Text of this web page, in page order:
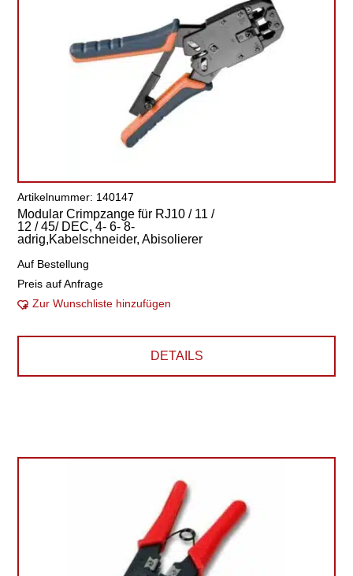
Artikelnummer: 140147
Modular Crimpzange für RJ10 / 11 /
12 / 45/ DEC, 4- 6- 8-
adrig,Kabelschneider, Abisolierer
Auf Bestellung
Preis auf Anfrage
Zur Wunschliste hinzufügen
DETAILS